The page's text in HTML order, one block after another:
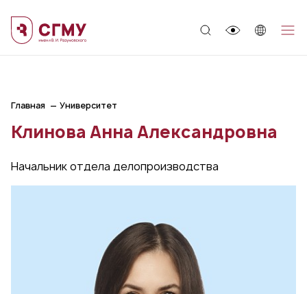
Главная Университет
Клинова Анна Александровна
Начальник отдела делопроизводства